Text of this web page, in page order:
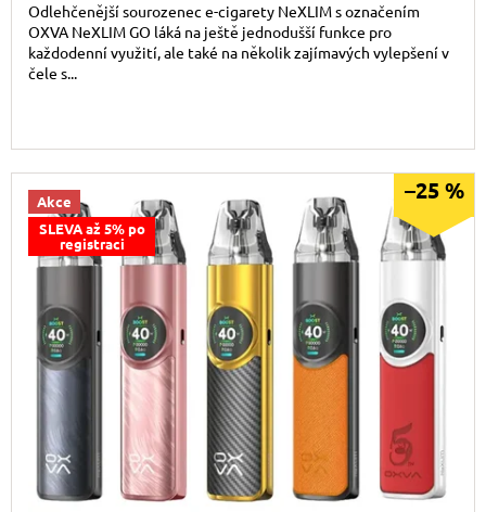
Odlehčenější sourozenec e-cigarety NeXLIM s označením
OXVA NeXLIM GO láká na ještě jednodušší funkce pro
každodenní využití, ale také na několik zajímavých vylepšení v
čele s...
Akce
SLEVA až 5% po
registraci
–25 %